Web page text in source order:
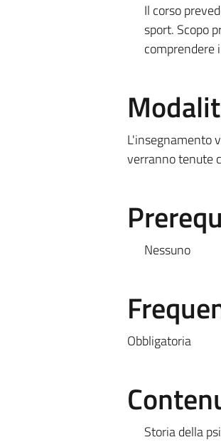
Il corso
sport. Scopo
comprendere
L'insegnamento
verranno tenute
Nessuno
Obbligatoria
Storia della